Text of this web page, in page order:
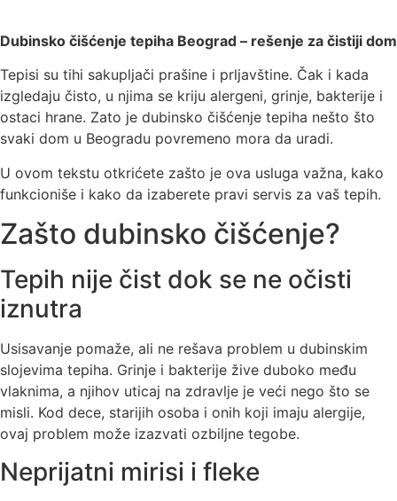
Dubinsko čišćenje tepiha Beograd – rešenje za čistiji dom
Tepisi su tihi sakupljači prašine i prljavštine. Čak i kada
izgledaju čisto, u njima se kriju alergeni, grinje, bakterije i
ostaci hrane. Zato je dubinsko čišćenje tepiha nešto što
svaki dom u Beogradu povremeno mora da uradi.
U ovom tekstu otkrićete zašto je ova usluga važna, kako
funkcioniše i kako da izaberete pravi servis za vaš tepih.
Zašto dubinsko čišćenje?
Tepih nije čist dok se ne očisti
iznutra
Usisavanje pomaže, ali ne rešava problem u dubinskim
slojevima tepiha. Grinje i bakterije žive duboko među
vlaknima, a njihov uticaj na zdravlje je veći nego što se
misli. Kod dece, starijih osoba i onih koji imaju alergije,
ovaj problem može izazvati ozbiljne tegobe.
Neprijatni mirisi i fleke